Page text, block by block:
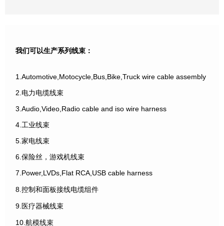
我们可以生产系列线束：
1.Automotive,Motocycle,Bus,Bike,Truck wire cable assembly
2.电力电缆线束
3.Audio,Video,Radio cable and iso wire harness
4.工业线束
5.家电线束
6.保险丝，游戏机线束
7.Power,LVDs,Flat RCA,USB cable harness
8.控制和面板接线电缆组件
9.医疗器械线束
10.航模线束